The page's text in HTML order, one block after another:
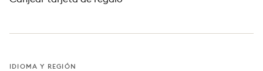
IDIOMA Y REGIÓN